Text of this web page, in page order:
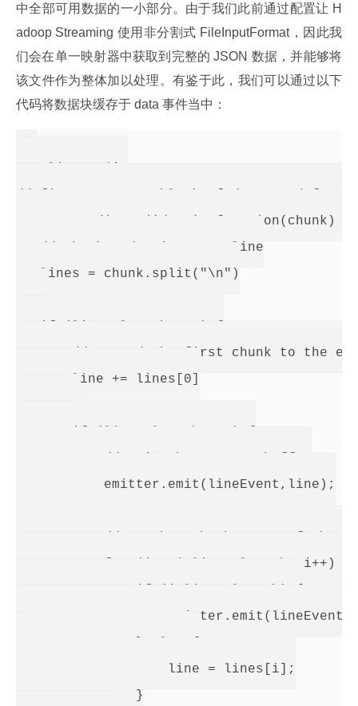
中全部可用数据的一小部分。由于我们此前通过配置让 H
adoop Streaming 使用非分割式 FileInputFormat，因此我
们会在单一映射器中获取到完整的 JSON 数据，并能够将
该文件作为整体加以处理。有鉴于此，我们可以通过以下
代码将数据块缓存于 data 事件当中：
process.stdin.on('data', function(chunk) {
   // chunk and emit on newline
   lines = chunk.split("\n")
// append the first chunk to the
       line += lines[0]
           emitter.emit(lineEvent,line);
           for (i=1;i<lines.length; i++) {
                   line = lines[i];
               }